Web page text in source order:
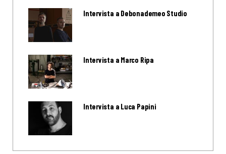
Intervista a Debonademeo Studio
Intervista a Marco Ripa
Intervista a Luca Papini